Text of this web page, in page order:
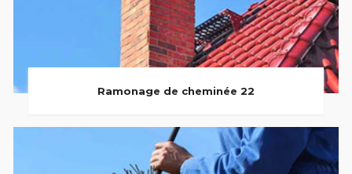
Ramonage de cheminée 22